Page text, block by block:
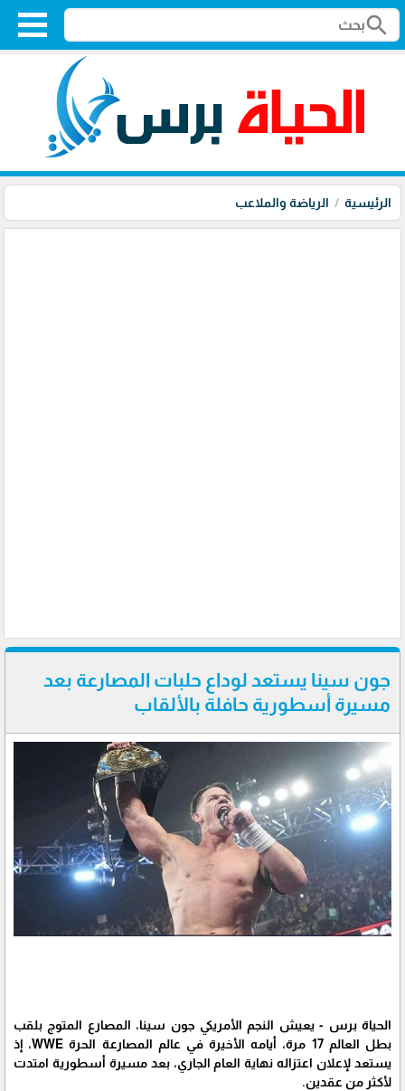
search
الرئيسية الرياضة والملاعب
جون سينا يستعد لوداع حلبات المصارعة بعد
مسيرة أسطورية حافلة بالألقاب
الحياة برس - يعيش النجم الأمريكي جون سينا، المصارع المتوج بلقب
بطل العالم 17 مرة، أيامه الأخيرة في عالم المصارعة الحرة WWE، إذ
يستعد لإعلان اعتزاله نهاية العام الجاري، بعد مسيرة أسطورية امتدت
لأكثر من عقدين.